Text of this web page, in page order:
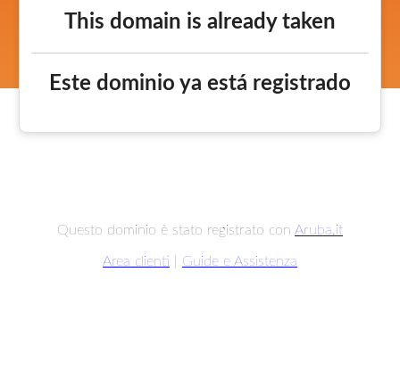
This domain is already taken
Este dominio ya está registrado
Questo dominio è stato registrato con Aruba.it
Area clienti Guide e Assistenza